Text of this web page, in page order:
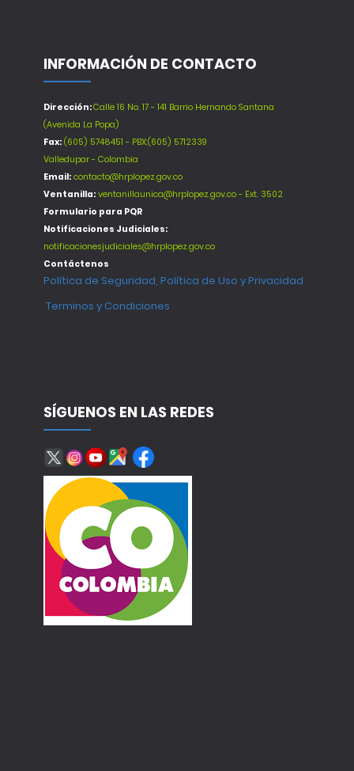
INFORMACIÓN DE CONTACTO
Dirección:Calle 16 No. 17 - 141 Barrio Hernando Santana
(Avenida La Popa)
Fax: (605) 5748451 - PBX:(605) 5712339
Valledupar - Colombia
Email: contacto@hrplopez.gov.co
Ventanilla: ventanillaunica@hrplopez.gov.co - Ext. 3502
Formulario para PQR
Notificaciones Judiciales:
notificacionesjudiciales@hrplopez.gov.co
Contáctenos
Política de Seguridad, Política de Uso y Privacidad
Terminos y Condiciones
SÍGUENOS EN LAS REDES